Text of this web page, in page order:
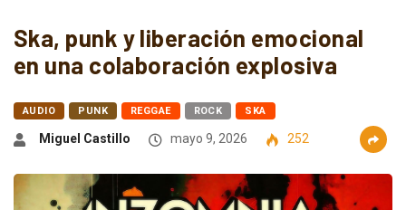
Ska, punk y liberación emocional
en una colaboración explosiva
AUDIO PUNK REGGAE ROCK SKA
Miguel Castillo mayo 9, 2026 252